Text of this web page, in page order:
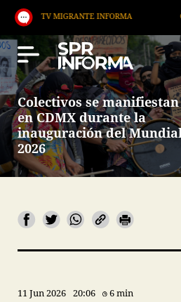
TV MIGRANTE INFORMA
Colectivos se manifiestan
en CDMX durante la
inauguración del
2026
11 Jun 2026 20:06 6 min